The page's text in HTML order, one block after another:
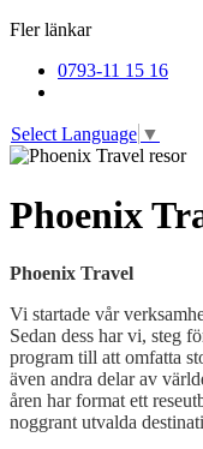
Fler länkar
0793-11 15 16
Select Language ▼
Phoenix
Phoenix Travel
Vi startade vår
Sedan dess har vi, steg
program till att omfatta
även andra delar av
åren har format ett
noggrant utvalda